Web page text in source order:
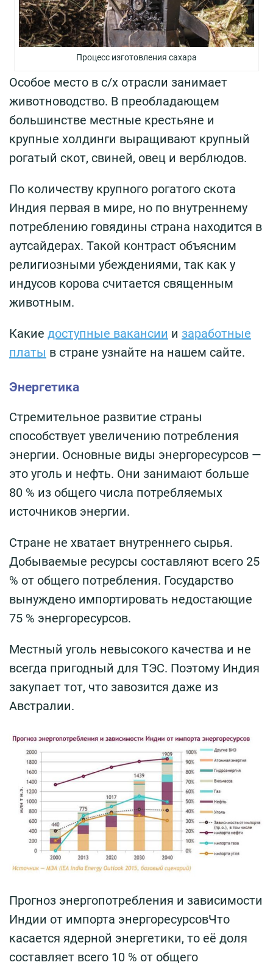
Процесс изготовления сахара
Особое место в с/х отрасли занимает
животноводство. В преобладающем
большинстве местные крестьяне и
крупные холдинги выращивают крупный
рогатый скот, свиней, овец и верблюдов.
По количеству крупного рогатого скота
Индия первая в мире, но по внутреннему
потреблению говядины страна находится в
аутсайдерах. Такой контраст объясним
религиозными убеждениями, так как у
индусов корова считается священным
животным.
Какие доступные вакансии и заработные
платы в стране узнайте на нашем сайте.
Энергетика
Стремительное развитие страны
способствует увеличению потребления
энергии. Основные виды энергоресурсов —
это уголь и нефть. Они занимают больше
80 % из общего числа потребляемых
источников энергии.
Стране не хватает внутреннего сырья.
Добываемые ресурсы составляют всего 25
% от общего потребления. Государство
вынуждено импортировать недостающие
75 % энергоресурсов.
Местный уголь невысокого качества и не
всегда пригодный для ТЭС. Поэтому Индия
закупает тот, что завозится даже из
Австралии.
Прогноз энергопотребления и зависимости
Индии от импорта энергоресурсовЧто
касается ядерной энергетики, то её доля
составляет всего 10 % от общего